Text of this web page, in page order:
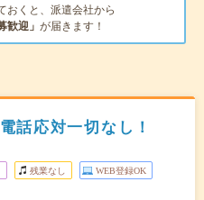
おくと、派遣会社から
歓迎」 が届きます！
話応対一切なし！
残業なし WEB登録OK